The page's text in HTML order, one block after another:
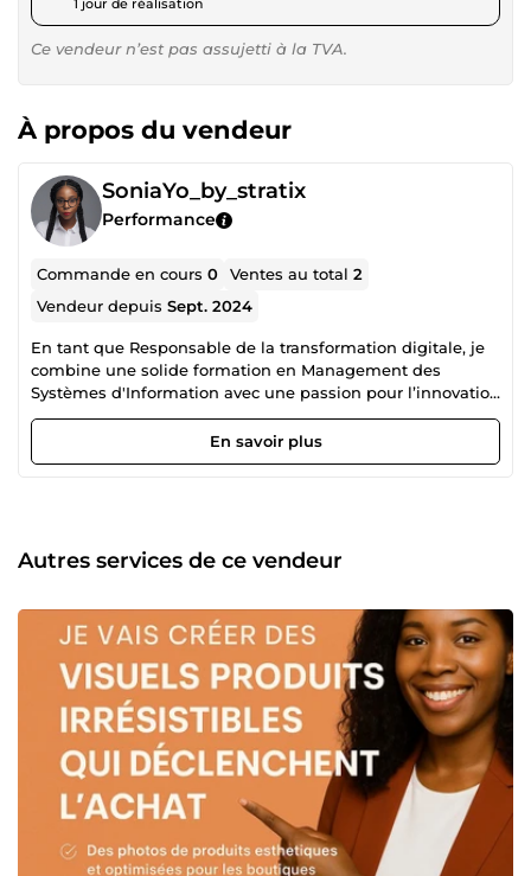
1 jour de réalisation
Ce vendeur n’est pas assujetti à la TVA.
À propos du vendeur
SoniaYo_by_stratix
Performance
Commande en cours0 Ventes au total2
Vendeur depuisSept. 2024
En tant que Responsable de la transformation digitale, je
combine une solide formation en Management des
Systèmes d'Information avec une passion pour l’innovation
technologique. Mon approche intégrée repose sur la
gestion de projets, l’analyse des besoins et la création
d’expériences mémorables. Ce que j’apporte Pilotage de
Analyse stratégique : J’analyse en profondeur les défis
spécifiques de votre entreprise pour concevoir des
et la croissance. Développement de sites Web vitrine : Je
conçois des plateformes web attrayantes et performantes,
optimisées pour mettre en valeur votre image de marque
et offrir une expérience utilisateur fluide et engageante.
Formations personnalisées : Je propose des formations
ciblées pour renforcer les compétences numériques de vos
équipes, leur permettant d’adopter rapidement et
efficacement les nouvelles technologies. Ma passion pour
l’innovation et mon engagement à transformer des idées
en succès tangibles font de moi un partenaire idéal pour
vos projets digitaux. Ensemble, nous pouvons bâtir un
avenir numérique solide pour votre entreprise. Contactez-
En savoir plus
Autres services de ce vendeur